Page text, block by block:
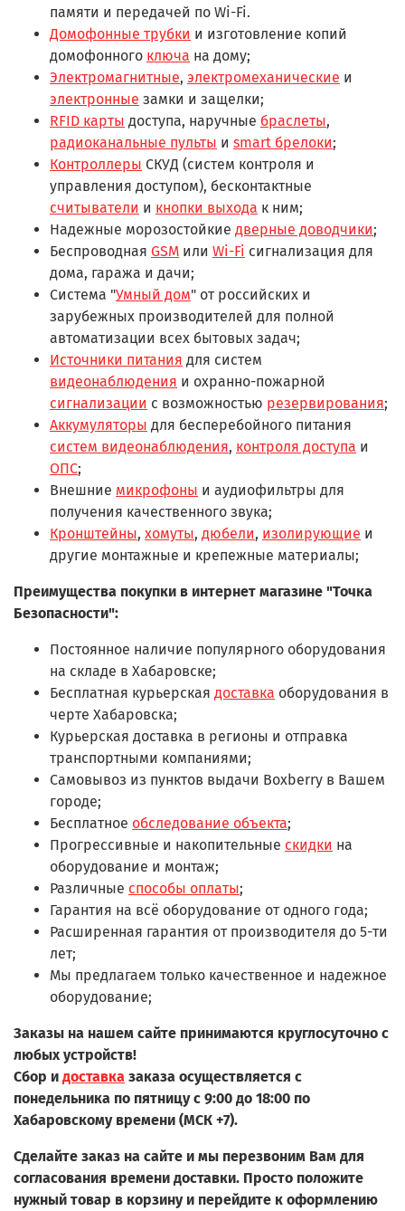
памяти и передачей по Wi-Fi.
Домофонные трубки и изготовление копий
домофонного ключа на дому;
Электромагнитные, электромеханические и
электронные замки и защелки;
RFID карты доступа, наручные браслеты,
радиоканальные пульты и smart брелоки;
Контроллеры СКУД (систем контроля и
управления доступом), бесконтактные
считыватели и кнопки выхода к ним;
Надежные морозостойкие дверные доводчики;
Беспроводная GSM или Wi-Fi сигнализация для
дома, гаража и дачи;
Система "Умный дом" от российских и
зарубежных производителей для полной
автоматизации всех бытовых задач;
Источники питания для систем
видеонаблюдения и охранно-пожарной
сигнализации с возможностью резервирования;
Аккумуляторы для бесперебойного питания
систем видеонаблюдения, контроля доступа и
ОПС;
Внешние микрофоны и аудиофильтры для
получения качественного звука;
Кронштейны, хомуты, дюбели, изолирующие и
другие монтажные и крепежные материалы;
Преимущества покупки в интернет магазине "Точка
Безопасности":
Постоянное наличие популярного оборудования
на складе в Хабаровске;
Бесплатная курьерская доставка оборудования в
черте Хабаровска;
Курьерская доставка в регионы и отправка
транспортными компаниями;
Самовывоз из пунктов выдачи Boxberry в Вашем
городе;
Бесплатное обследование объекта;
Прогрессивные и накопительные скидки на
оборудование и монтаж;
Различные способы оплаты;
Гарантия на всё оборудование от одного года;
Расширенная гарантия от производителя до 5-ти
лет;
Мы предлагаем только качественное и надежное
оборудование;
Заказы на нашем сайте принимаются круглосуточно с
любых устройств!
Сбор и доставка заказа осуществляется с
понедельника по пятницу с 9:00 до 18:00 по
Хабаровскому времени (МСК +7).
Сделайте заказ на сайте и мы перезвоним Вам для
согласования времени доставки. Просто положите
нужный товар в корзину и перейдите к оформлению